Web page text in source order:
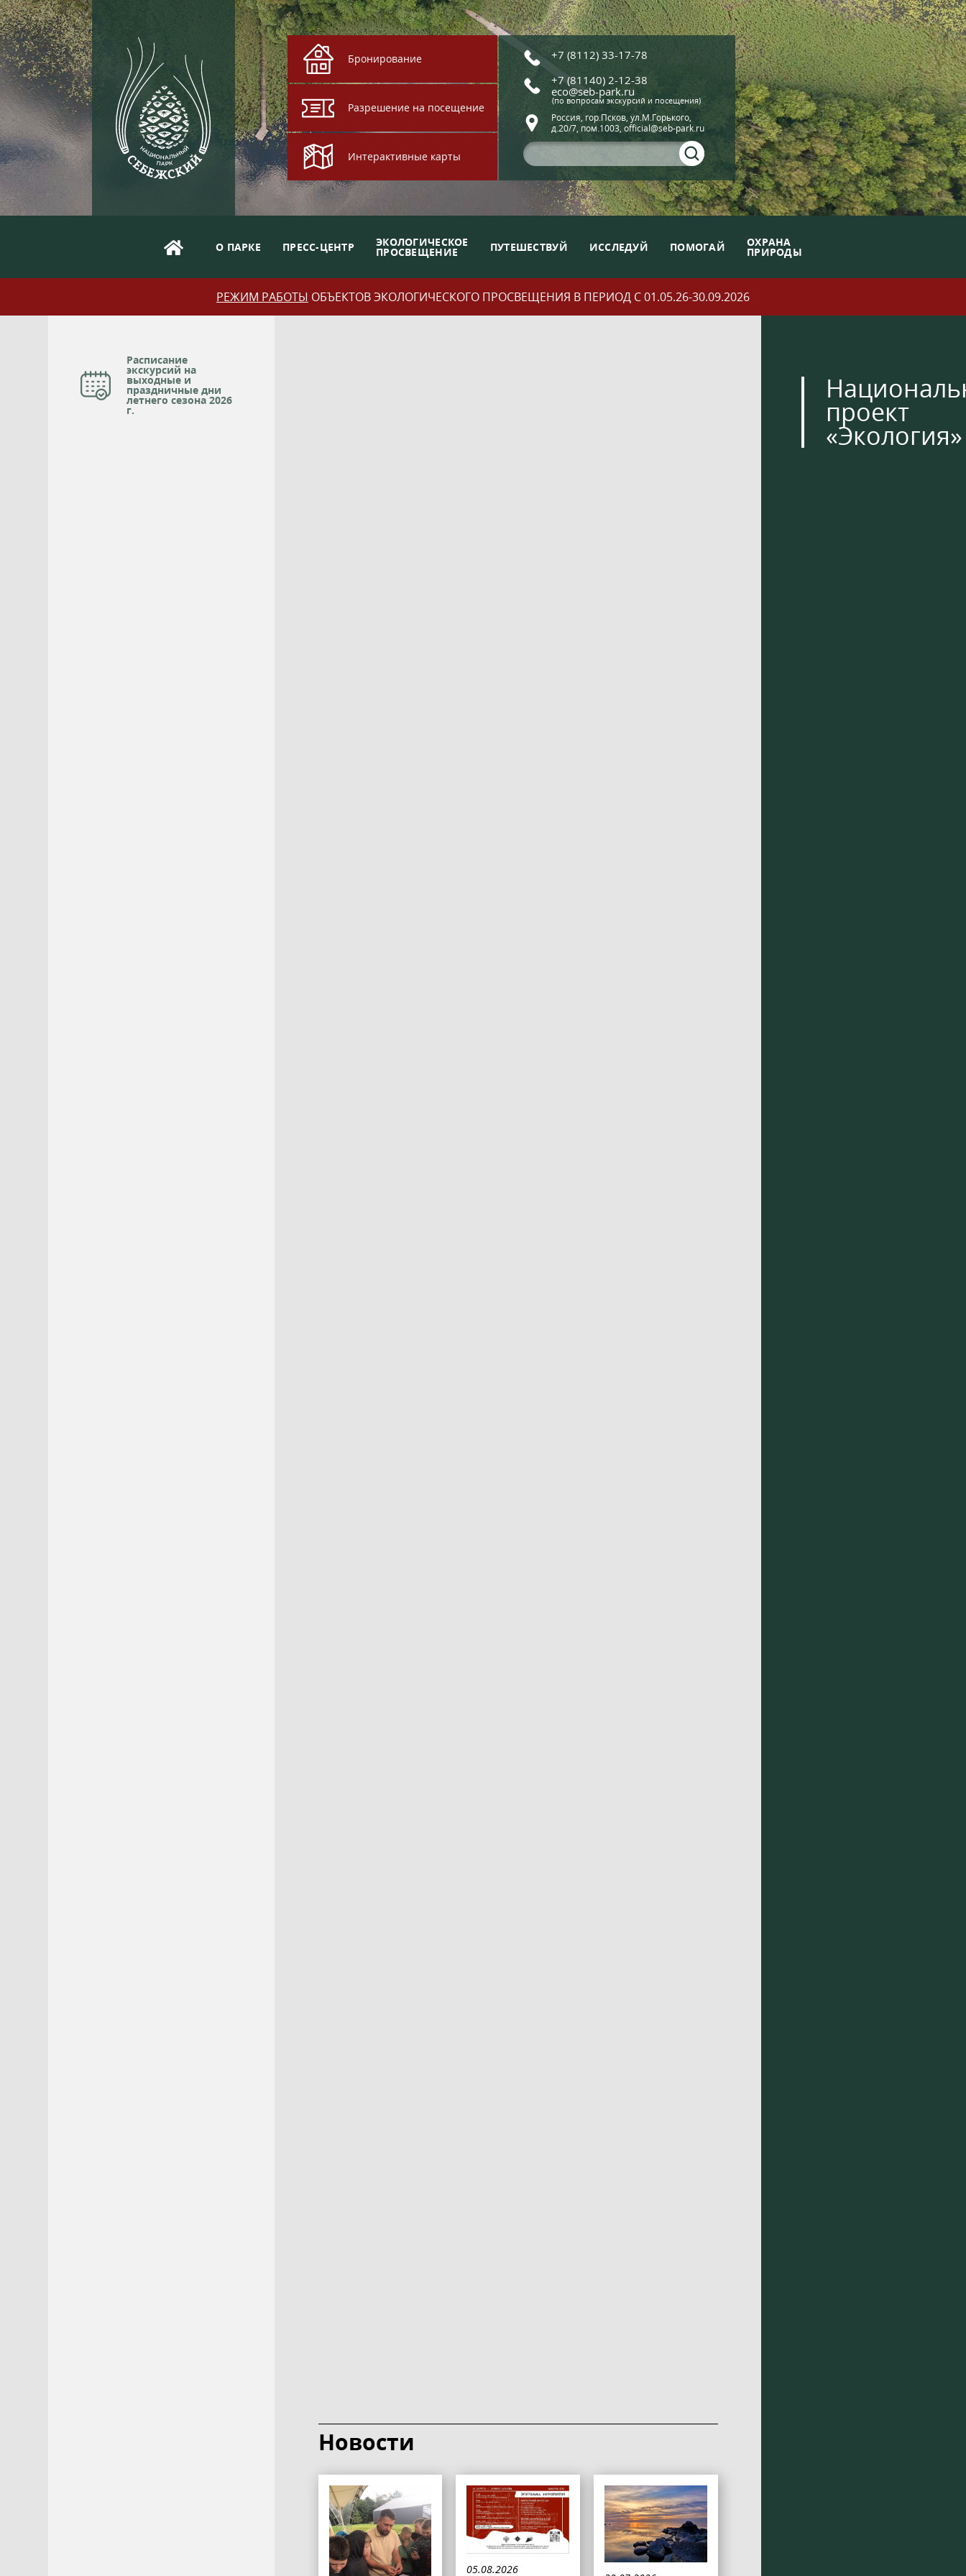
Бронирование
Разрешение на посещение
Интерактивные карты
+7 (8112) 33-17-78
+7 (81140) 2-12-38
eco@seb-park.ru
(по вопросам экскурсий и посещения)
Россия, гор.Псков, ул.М.Горького,
д.20/7, пом.1003, official@seb-park.ru
О ПАРКЕ ПРЕСС-ЦЕНТР ЭКОЛОГИЧЕСКОЕ
ПРОСВЕЩЕНИЕ ПУТЕШЕСТВУЙ ИССЛЕДУЙ ПОМОГАЙ ОХРАНА
ПРИРОДЫ
РЕЖИМ РАБОТЫ ОБЪЕКТОВ ЭКОЛОГИЧЕСКОГО ПРОСВЕЩЕНИЯ В ПЕРИОД С 01.05.26-30.09.2026
Расписание
экскурсий на
выходные и
праздничные дни
летнего сезона 2026
г.
Новости
05.08.2026
проект
«Экология»